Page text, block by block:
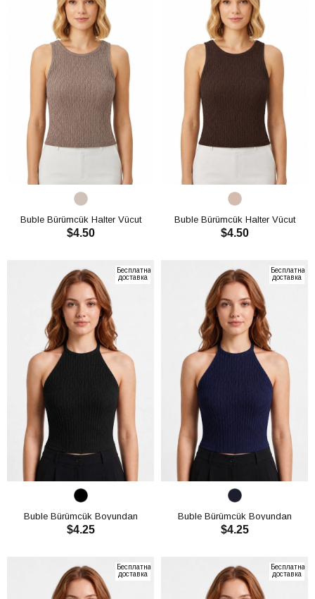
Buble Bürümcük Halter Vücut
Saran Crop CH3012
$4.50
Buble Bürümcük Halter Vücut
Saran Crop CH3012
$4.50
Бесплатная
доставка
Buble Bürümcük Boyundan
Bağlamalı Crop CH3013
$4.25
Бесплатная
доставка
Buble Bürümcük Boyundan
Bağlamalı Crop CH3013
$4.25
Бесплатная
доставка
Бесплатная
доставка